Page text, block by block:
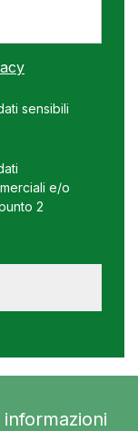
sensibili
e/o
2